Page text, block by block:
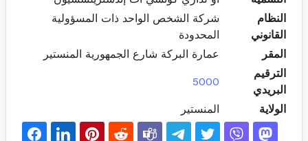
النظام
القانوني
شركة الشخص الواحد ذات المسؤولية
المحدودة
المقر
عمارة البركة شارع الجمهورية المنستير
الترقيم
البريدي
5000
الولاية المنستير